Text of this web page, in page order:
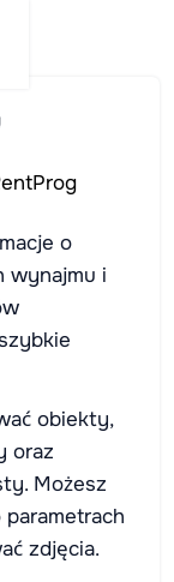
o
wynajmu i
obiekty,
oraz
Możesz
zdjęcia.